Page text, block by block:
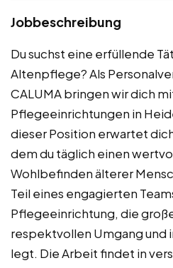
Jobbeschreibung
Du suchst eine erfüllende
Altenpflege? Als
CALUMA bringen wir dich
Pflegeeinrichtungen in
dieser Position erwartet
dem du täglich einen
Wohlbefinden älterer
Teil eines engagierten
Pflegeeinrichtung, die
respektvollen Umgang und
legt. Die Arbeit findet in